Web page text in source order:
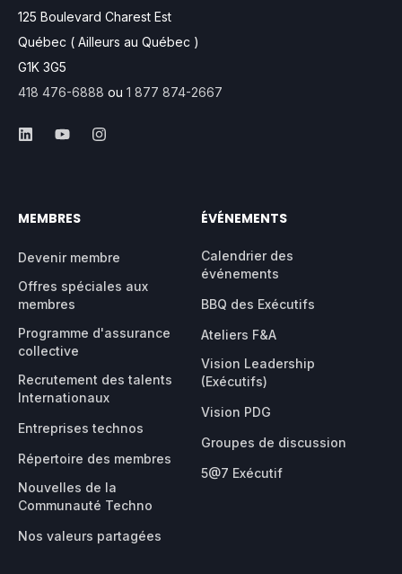
125 Boulevard Charest Est
Québec ( Ailleurs au Québec )
G1K 3G5
418 476-6888 ou 1 877 874-2667
MEMBRES
Devenir membre
Offres spéciales aux
membres
Programme d'assurance
collective
Recrutement des talents
Internationaux
Entreprises technos
Répertoire des membres
Nouvelles de la
Communauté Techno
Nos valeurs partagées
ÉVÉNEMENTS
Calendrier des
événements
BBQ des Exécutifs
Ateliers F&A
Vision Leadership
(Exécutifs)
Vision PDG
Groupes de discussion
5@7 Exécutif